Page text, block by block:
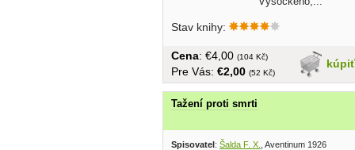
Stav knihy:
kúpiť
Cena: €4,00 (104 Kč)
Pre Vás: €2,00 (52 Kč)
Tažení proti smrti
Spisovatel: Šalda F. X.
, Aventinum 1926